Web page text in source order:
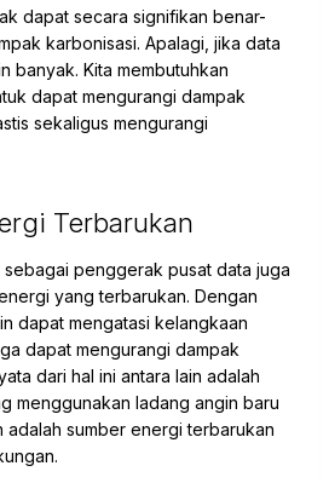
dapat secara signifikan benar-
karbonisasi. Apalagi, jika data
banyak. Kita membutuhkan
dapat mengurangi dampak
sekaligus mengurangi
Terbarukan
penggerak pusat data juga
yang terbarukan. Dengan
dapat mengatasi kelangkaan
dapat mengurangi dampak
dari hal ini antara lain adalah
menggunakan ladang angin baru
adalah sumber energi terbarukan